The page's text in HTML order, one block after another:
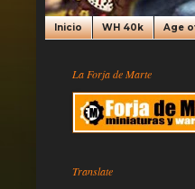
Inicio WH 40k Age
La Forja de Marte
Translate